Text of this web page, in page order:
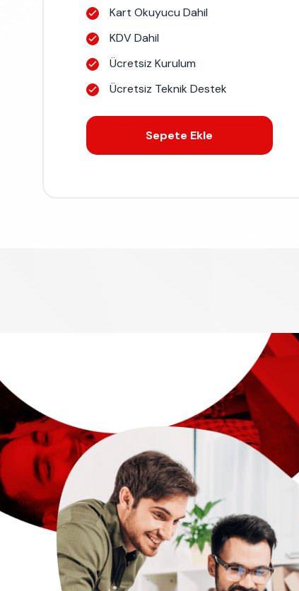
Kart Okuyucu Dahil
KDV Dahil
Ücretsiz Kurulum
Ücretsiz Teknik Destek
Sepete Ekle